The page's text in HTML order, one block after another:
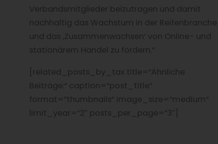
Verbandsmitglieder beizutragen und damit
nachhaltig das Wachstum in der Reifenbranche
und das ‚Zusammenwachsen‘ von Online- und
stationärem Handel zu fördern.“
[related_posts_by_tax title=“Ähnliche
Beiträge:“ caption=“post_title“
format=“thumbnails“ image_size=“medium“
limit_year=“2″ posts_per_page=“3″]